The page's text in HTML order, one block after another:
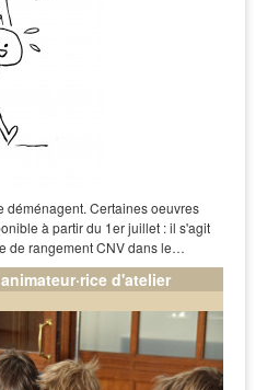
déménagent. Certaines oeuvres
à partir du 1er juillet : il s'agit
de rangement CNV dans le…
d'atelier